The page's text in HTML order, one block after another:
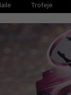
Trofeje